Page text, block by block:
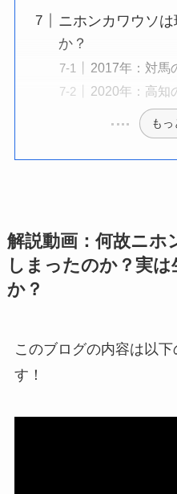
ニホンカワウソ
か？
2017年：対馬
2020年：高知
もっ
解説動画：何故ニホ
しまったのか？実
か？
このブログの内容は以
す！